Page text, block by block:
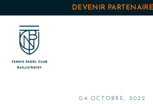
contenu
DEVENIR PARTENAIRE
04 OCTOBRE, 2022